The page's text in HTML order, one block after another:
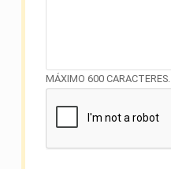
MÁXIMO 600 CARACTERES.